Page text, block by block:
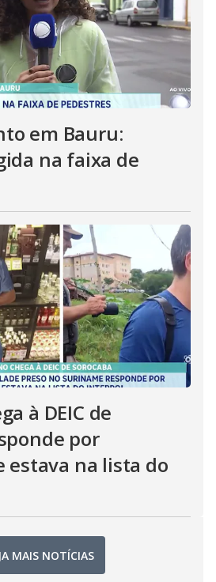
em Bauru:
na faixa de
à DEIC de
por
estava na lista do
MAIS NOTÍCIAS